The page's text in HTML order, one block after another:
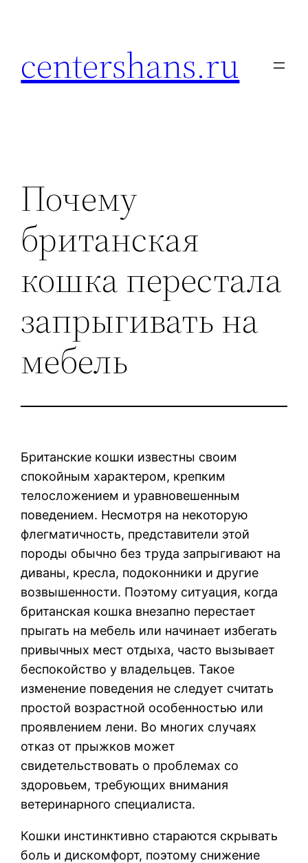
centershans.ru
Почему
британская
кошка перестала
запрыгивать на
мебель
Британские кошки известны своим
спокойным характером, крепким
телосложением и уравновешенным
поведением. Несмотря на некоторую
флегматичность, представители этой
породы обычно без труда запрыгивают на
диваны, кресла, подоконники и другие
возвышенности. Поэтому ситуация, когда
британская кошка внезапно перестает
прыгать на мебель или начинает избегать
привычных мест отдыха, часто вызывает
беспокойство у владельцев. Такое
изменение поведения не следует считать
простой возрастной особенностью или
проявлением лени. Во многих случаях
отказ от прыжков может
свидетельствовать о проблемах со
здоровьем, требующих внимания
ветеринарного специалиста.
Кошки инстинктивно стараются скрывать
боль и дискомфорт, поэтому снижение